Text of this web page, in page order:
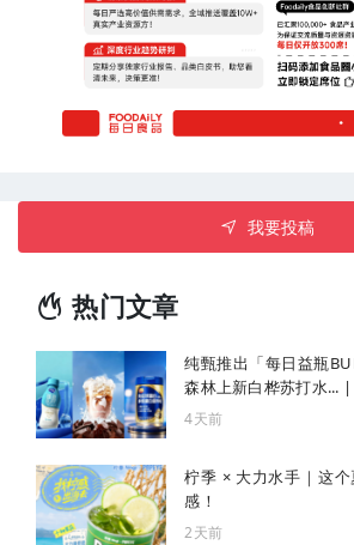
我要投稿
热门文章
纯甄推出「每日益瓶
森林上新白桦苏打水...
4天前
柠季 × 大力水手｜这
感！
2天前